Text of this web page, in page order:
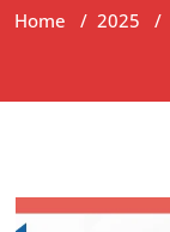
Home / 2025 /